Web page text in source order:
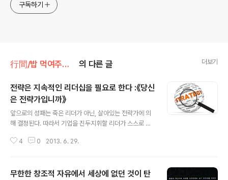
구독하기
行間/밥 먹여주는 경제경영 의 다른 글 더보기
전략은 지속적인 리더십을 필요로 한다 :《당신
은 전략가입니까》
앞으로의 성패는 죽은 리더가 아닌, 살아있는 전략가에 의
해 결정된다. 따라서 기업을 진두지휘할 리더가 스스로 그
은 결코 확정된 게 아니다. 아무리 신중하게 고안해내고 잘
은 전문가의 업무, 혹은 연간 기획과정에 한정된 업무가 되
4 0 2013. 6. 29.
무한한 창조적 자유에서 세상에 없던 것이 탄